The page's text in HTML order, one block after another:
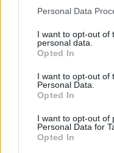
Personal Data
I want to opt-out of
personal data.
Opted In
I want to opt-out of
Personal Data.
Opted In
I want to opt-out of
Personal Data for
Opted In